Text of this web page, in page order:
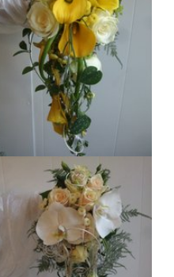
Show larger version